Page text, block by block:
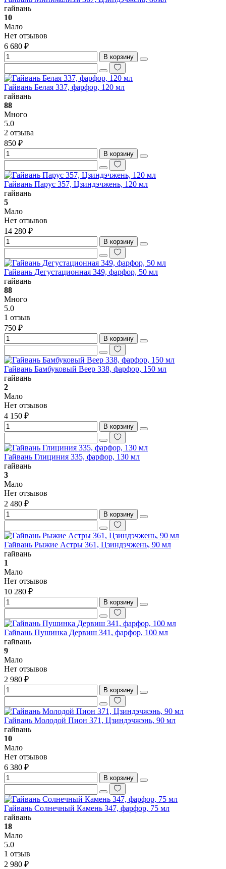
гайвань
10
Мало
Нет отзывов
6 680 ₽
В корзину
Гайвань Белая 337, фарфор, 120 мл
гайвань
88
Много
5.0
2 отзыва
850 ₽
В корзину
Гайвань Парус 357, Цзиндэчжень, 120 мл
гайвань
5
Мало
Нет отзывов
14 280 ₽
В корзину
Гайвань Дегустационная 349, фарфор, 50 мл
гайвань
88
Много
5.0
1 отзыв
750 ₽
В корзину
Гайвань Бамбуковый Веер 338, фарфор, 150 мл
гайвань
2
Мало
Нет отзывов
4 150 ₽
В корзину
Гайвань Глициния 335, фарфор, 130 мл
гайвань
3
Мало
Нет отзывов
2 480 ₽
В корзину
Гайвань Рыжие Астры 361, Цзиндэчжень, 90 мл
гайвань
1
Мало
Нет отзывов
10 280 ₽
В корзину
Гайвань Пушинка Дервиш 341, фарфор, 100 мл
гайвань
9
Мало
Нет отзывов
2 980 ₽
В корзину
Гайвань Молодой Пион 371, Цзиндэчжэнь, 90 мл
гайвань
10
Мало
Нет отзывов
6 380 ₽
В корзину
Гайвань Солнечный Камень 347, фарфор, 75 мл
гайвань
18
Мало
5.0
1 отзыв
2 980 ₽